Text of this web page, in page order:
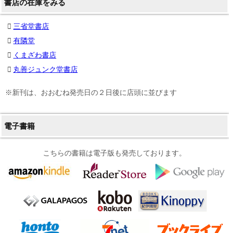
書店の在庫をみる
三省堂書店
有隣堂
くまざわ書店
丸善ジュンク堂書店
※新刊は、おおむね発売日の２日後に店頭に並びます
電子書籍
こちらの書籍は電子版も発売しております。